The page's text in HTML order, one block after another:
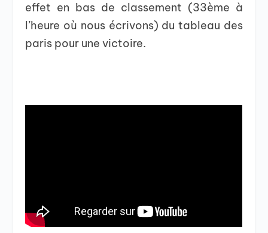
effet en bas de classement (33ème à
l’heure où nous écrivons) du tableau des
paris pour une victoire.